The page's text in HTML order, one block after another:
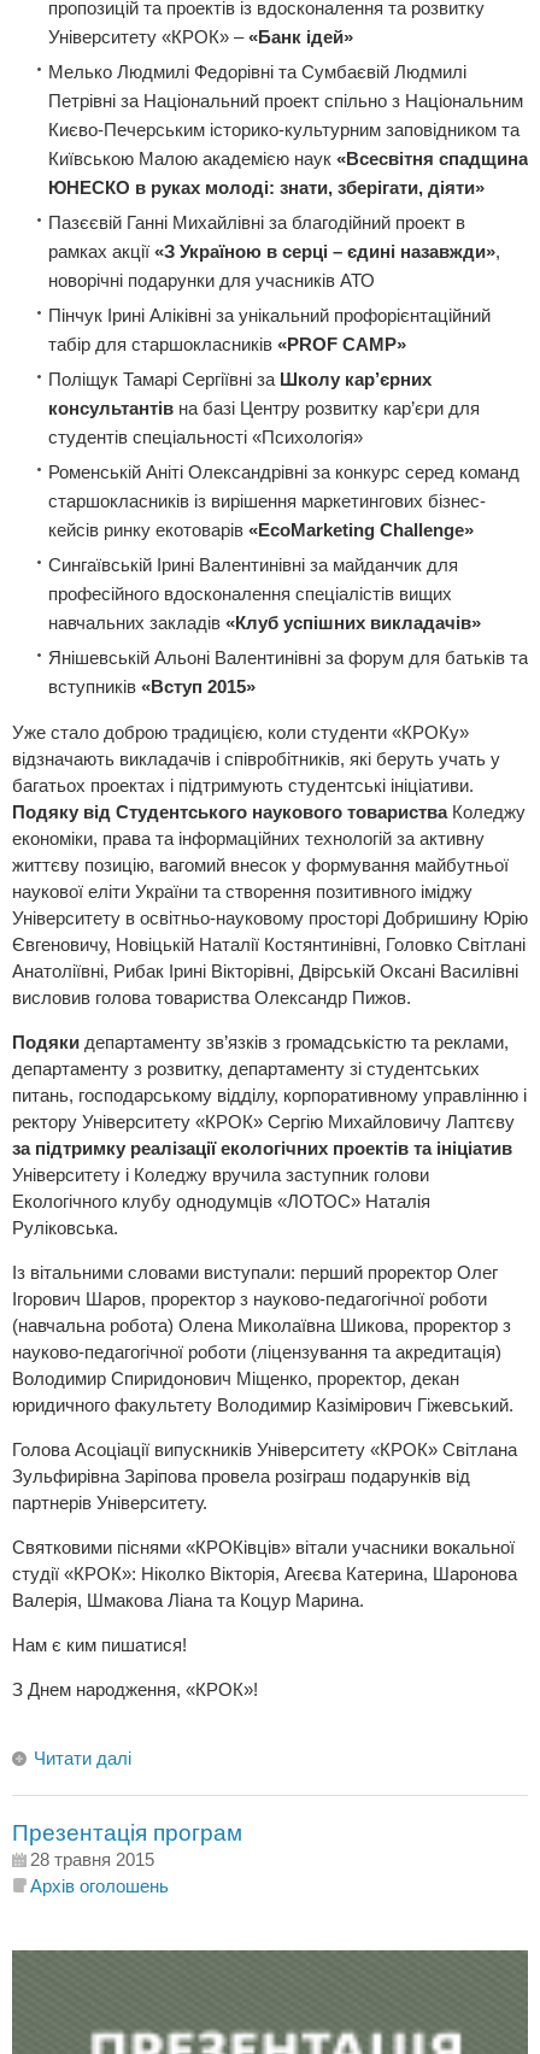
пропозицій та проектів із вдосконалення та розвитку
Університету «КРОК» –«Банк ідей»
Мелько Людмилі Федорівні та Сумбаєвій Людмилі
Петрівні за Національний проект спільно з Національним
Києво-Печерським історико-культурним заповідником та
Київською Малою академією наук «Всесвітня спадщина
ЮНЕСКО в руках молоді: знати, зберігати, діяти»
Пазєєвій Ганні Михайлівні за благодійний проект в
рамках акції «З Україною в серці – єдині назавжди»,
новорічні подарунки для учасників АТО
Пінчук Ірині Аліківні за унікальний профорієнтаційний
табір для старшокласників «PROF CAMP»
Поліщук Тамарі Сергіївні за Школу кар’єрних
консультантів на базі Центру розвитку кар’єри для
студентів спеціальності «Психологія»
Роменській Аніті Олександрівні за конкурс серед команд
старшокласників із вирiшення маркетингових бiзнес-
кейсiв ринку екотоварів «EcoMarketing Challenge»
Сингаївській Ірині Валентинівні за майданчик для
професійного вдосконалення спеціалістів вищих
навчальних закладів «Клуб успішних викладачів»
Янішевській Альоні Валентинівні за форум для батьків та
вступників «Вступ 2015»
Уже стало доброю традицією, коли студенти «КРОКу»
відзначають викладачів і співробітників, які беруть учать у
багатьох проектах і підтримують студентські ініціативи.
Подяку від Студентського наукового товаристваКоледжу
економіки, права та інформаційних технологій за активну
життєву позицію, вагомий внесок у формування майбутньої
наукової еліти України та створення позитивного іміджу
Університету в освітньо-науковому просторі Добришину Юрію
Євгеновичу, Новіцькій Наталії Костянтинівні, Головко Світлані
Анатоліївні, Рибак Ірині Вікторівні, Двірській Оксані Василівні
висловив голова товариства Олександр Пижов.
Подяки департаменту зв’язків з громадськістю та реклами,
департаменту з розвитку, департаменту зі студентських
питань, господарському відділу, корпоративному управлінню і
ректору Університету «КРОК» Сергію Михайловичу Лаптєву
за підтримку реалізації екологічних проектів та ініціатив
Університету і Коледжу вручила заступник голови
Екологічного клубу однодумців «ЛОТОС» Наталія
Руліковська.
Із вітальними словами виступали: перший проректор Олег
Ігорович Шаров, проректор з науково-педагогічної роботи
(навчальна робота) Олена Миколаївна Шикова, проректор з
науково-педагогічної роботи (ліцензування та акредитація)
Володимир Спиридонович Міщенко, проректор, декан
юридичного факультету Володимир Казімірович Гіжевський.
Голова Асоціації випускників Університету «КРОК» Світлана
Зульфирівна Заріпова провела розіграш подарунків від
партнерів Університету.
Святковими піснями «КРОКівців» вітали учасники вокальної
студії «КРОК»: Ніколко Вікторія, Агеєва Катерина, Шаронова
Валерія, Шмакова Ліана та Коцур Марина.
Нам є ким пишатися!
З Днем народження, «КРОК»!
Читати далі
Презентація програм
28 травня 2015
Архів оголошень